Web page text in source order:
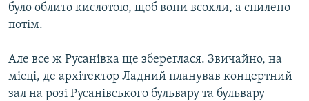
було облито кислотою, щоб вони всохли, а спилено
потім.
Але все ж Русанівка ще збереглася. Звичайно, на
місці, де архітектор Ладний планував концертний
зал на розі Русанівського бульвару та бульвару